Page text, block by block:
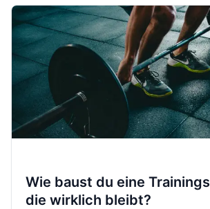
Wie baust du eine
die wirklich bleibt?